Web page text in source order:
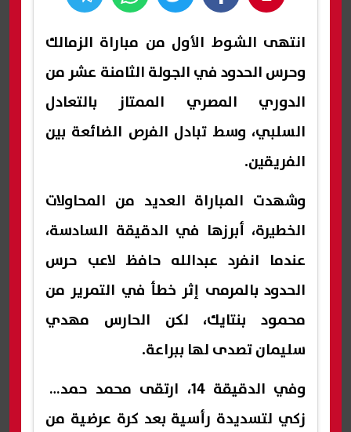
انتهى الشوط الأول من مباراة الزمالك
وحرس الحدود في الجولة الثامنة عشر من
الدوري المصري الممتاز بالتعادل
السلبي، وسط تبادل الفرص الضائعة بين
الفريقين.
وشهدت المباراة العديد من المحاولات
الخطيرة، أبرزها في الدقيقة السادسة،
عندما انفرد عبدالله حافظ لاعب حرس
الحدود بالمرمى إثر خطأ في التمرير من
محمود بنتايك، لكن الحارس مهدي
سليمان تصدى لها ببراعة.
وفي الدقيقة 14، ارتقى محمد حمدي
زكي لتسديدة رأسية بعد كرة عرضية من